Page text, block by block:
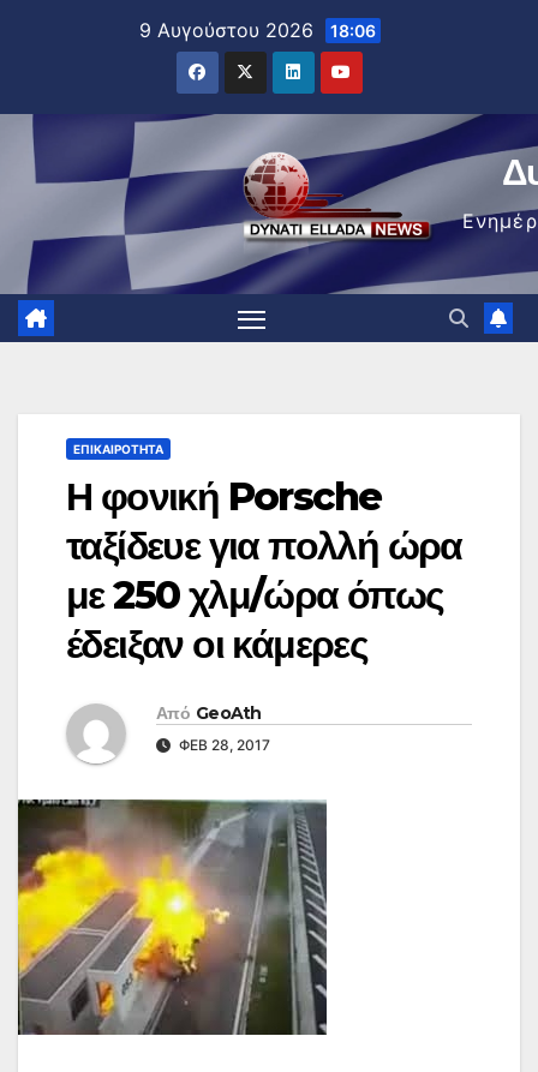
9 Αυγούστου 2026 18:06
ΕΠΙΚΑΙΡΌΤΗΤΑ
Η φονική Porsche
ταξίδευε για πολλή ώρα
με 250 χλμ/ώρα όπως
έδειξαν οι κάμερες
Από GeoAth
ΦΕΒ 28, 2017